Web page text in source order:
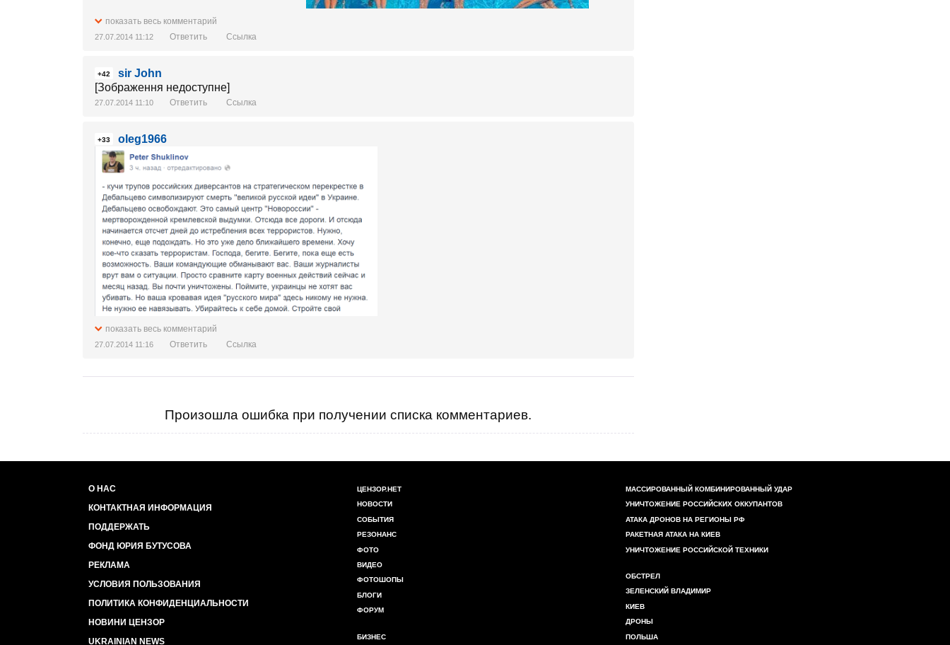
показать весь комментарий
27.07.2014 11:12 Ответить Ссылка
+42
sir John
[Зображення недоступне]
27.07.2014 11:10 Ответить Ссылка
+33 oleg1966
показать весь комментарий
27.07.2014 11:16 Ответить Ссылка
Произошла ошибка при получении списка комментариев.
О НАС
КОНТАКТНАЯ ИНФОРМАЦИЯ
ПОДДЕРЖАТЬ
ФОНД ЮРИЯ БУТУСОВА
РЕКЛАМА
УСЛОВИЯ ПОЛЬЗОВАНИЯ
ПОЛИТИКА КОНФИДЕНЦИАЛЬНОСТИ
НОВИНИ ЦЕНЗОР
UKRAINIAN NEWS
ЦЕНЗОР.НЕТ
НОВОСТИ
СОБЫТИЯ
РЕЗОНАНС
ФОТО
ВИДЕО
ФОТОШОПЫ
БЛОГИ
ФОРУМ
БИЗНЕС
МАССИРОВАННЫЙ КОМБИНИРОВАННЫЙ УДАР
УНИЧТОЖЕНИЕ РОССИЙСКИХ ОККУПАНТОВ
АТАКА ДРОНОВ НА РЕГИОНЫ РФ
РАКЕТНАЯ АТАКА НА КИЕВ
УНИЧТОЖЕНИЕ РОССИЙСКОЙ ТЕХНИКИ
ОБСТРЕЛ
ЗЕЛЕНСКИЙ ВЛАДИМИР
КИЕВ
ДРОНЫ
ПОЛЬША